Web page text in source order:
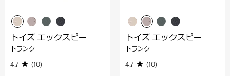
トイズ エックスピー
トランク
4.7 (10)
トイズ エックスピー
トランク
4.7 (10)